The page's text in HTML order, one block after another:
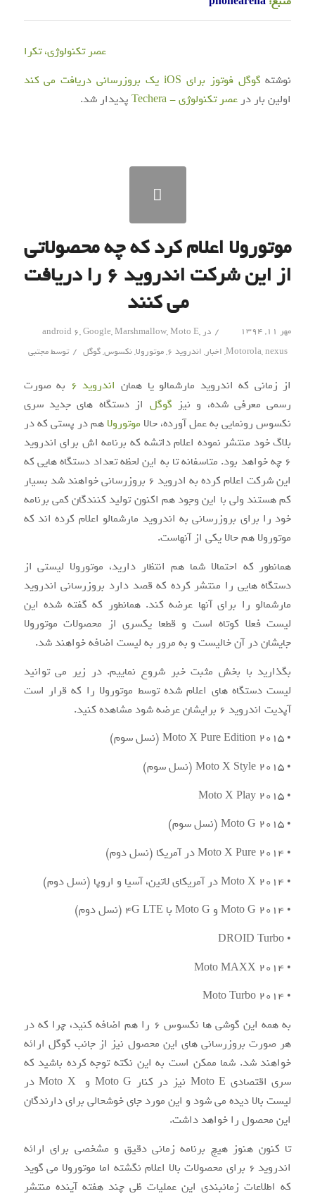
عصر تکنولوژی، تکرا
نوشته گوگل فوتوز برای iOS یک بروزرسانی دریافت می کند
اولین بار در عصر تکنولوژی - Techera پدیدار شد.
موتورولا اعلام کرد که چه محصولاتی
از این شرکت اندروید ۶ را دریافت
می کنند
مهر ۱۱, ۱۳۹۴ / در android 6,Google,Marshmallow,Moto E,
Motorola,nexus
, اخبار, اندروید ۶ ,موتورولا,نکسوس,گوگل / توسطمجتبی
از زمانی که اندروید مارشمالو یا همان اندروید ۶
به صورت
رسمی معرفی شده، و نیز گوگل از دستگاه های جدید سری
نکسوس رونمایی به عمل آورده، حالا موتورولاهم در پستی که در
بلاگ خود منتشر نموده اعلام داتشه که برنامه اش برای اندروید
۶ چه خواهد بود. متاسفانه تا به این لحظه تعداد دستگاه هایی که
این شرکت اعلام کرده به ادروید ۶ بروزرسانی خواهند شد بسیار
کم هستند ولی با این وجود هم اکنون تولید کنندگان کمی برنامه
خود را برای بروزرسانی به اندروید مارشمالو اعلام کرده اند که
موتورولا هم حالا یکی از آنهاست.
همانطور که احتمالا شما هم انتظار دارید، موتورولا لیستی از
دستگاه هایی را منتشر کرده که قصد دارد بروزرسانی اندروید
مارشمالو را برای آنها عرضه کند. همانطور که گفته شده این
لیست فعلا کوتاه است و قطعا یکسری از محصولات موتورولا
جایشان در آن خالیست و به مرور به لیست اضافه خواهند شد.
بگذارید با بخش مثبت خبر شروع نماییم. در زیر می توانید
لیست دستگاه های اعلام شده توسط موتورولا را که قرار است
آپدیت اندروید ۶ برایشان عرضه شود مشاهده کنید.
• ۲۰۱۵ Moto X Pure Edition (نسل سوم)
• ۲۰۱۵ Moto X Style (نسل سوم)
• ۲۰۱۵ Moto X Play
• ۲۰۱۵ Moto G (نسل سوم)
• ۲۰۱۴ Moto X Pure در آمریکا (نسل دوم)
• ۲۰۱۴ Moto X در آمریکای لاتین، آسیا و اروپا (نسل دوم)
• ۲۰۱۴ Moto G و Moto G با ۴G LTE (نسل دوم)
• DROID Turbo
• ۲۰۱۴ Moto MAXX
• ۲۰۱۴ Moto Turbo
به همه این گوشی ها نکسوس ۶ را هم اضافه کنید، چرا که در
هر صورت بروزرسانی های این محصول نیز از جانب گوگل ارائه
خواهند شد. شما ممکن است به این نکته توجه کرده باشید که
سری اقتصادی Moto E نیز در کنار Moto G و Moto X در
لیست بالا دیده می شود و این مورد جای خوشحالی برای دارندگان
این محصول را خواهد داشت.
تا کنون هنوز هیچ برنامه زمانی دقیق و مشخصی برای ارائه
اندروید ۶ برای محصولات بالا اعلام نگشته اما موتورولا می گوید
که اطلاعات زمانبندی این عملیات ظی چند هفته آینده منتشر